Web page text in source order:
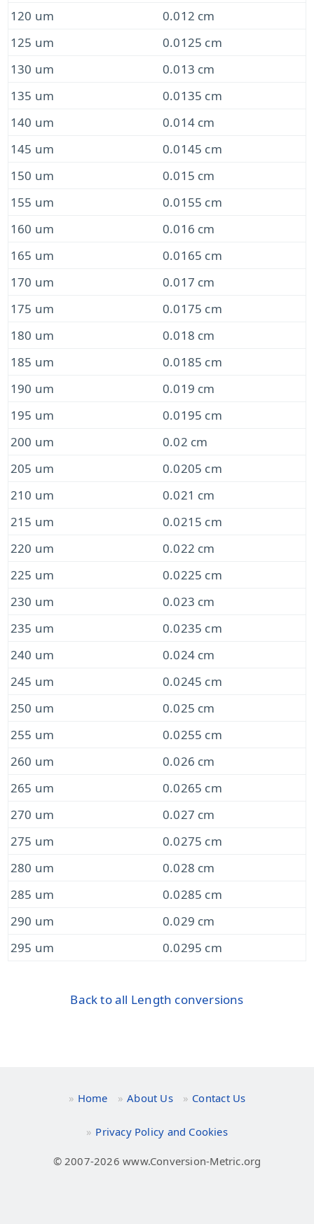
120 um
0.012 cm
125 um
0.0125 cm
130 um
0.013 cm
135 um
0.0135 cm
140 um
0.014 cm
145 um
0.0145 cm
150 um
0.015 cm
155 um
0.0155 cm
160 um
0.016 cm
165 um
0.0165 cm
170 um
0.017 cm
175 um
0.0175 cm
180 um
0.018 cm
185 um
0.0185 cm
190 um
0.019 cm
195 um
0.0195 cm
200 um
0.02 cm
205 um
0.0205 cm
210 um
0.021 cm
215 um
0.0215 cm
220 um
0.022 cm
225 um
0.0225 cm
230 um
0.023 cm
235 um
0.0235 cm
240 um
0.024 cm
245 um
0.0245 cm
250 um
0.025 cm
255 um
0.0255 cm
260 um
0.026 cm
265 um
0.0265 cm
270 um
0.027 cm
275 um
0.0275 cm
280 um
0.028 cm
285 um
0.0285 cm
290 um
0.029 cm
295 um
0.0295 cm
Back to all Length conversions
Home About Us Contact Us
Privacy Policy and Cookies
© 2007-2026 www.Conversion-Metric.org